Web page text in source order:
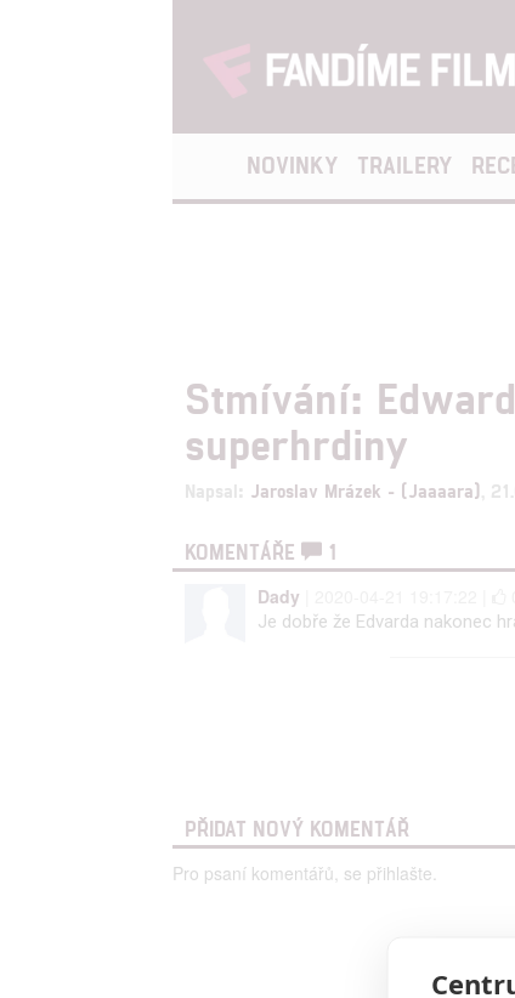
NOVINKY TRAILERY
Stmívání:
superhrdiny
Napsal: Jaroslav Mrázek - (Jaaaara) ,
KOMENTÁŘE
1
Dady
Je dobře že Edvarda nakonec
PŘIDAT NOVÝ KOMENTÁŘ
Pro psaní komentářů, se přihlašte.